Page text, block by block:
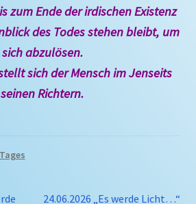
zum Ende der irdischen Existenz
des Todes stehen bleibt, um
sich abzulösen.
sich der Mensch im Jenseits
seinen Richtern.
Nächster
24.06.2026 „Es werde Licht…“